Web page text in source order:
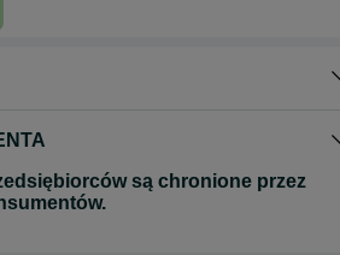
są chronione przez